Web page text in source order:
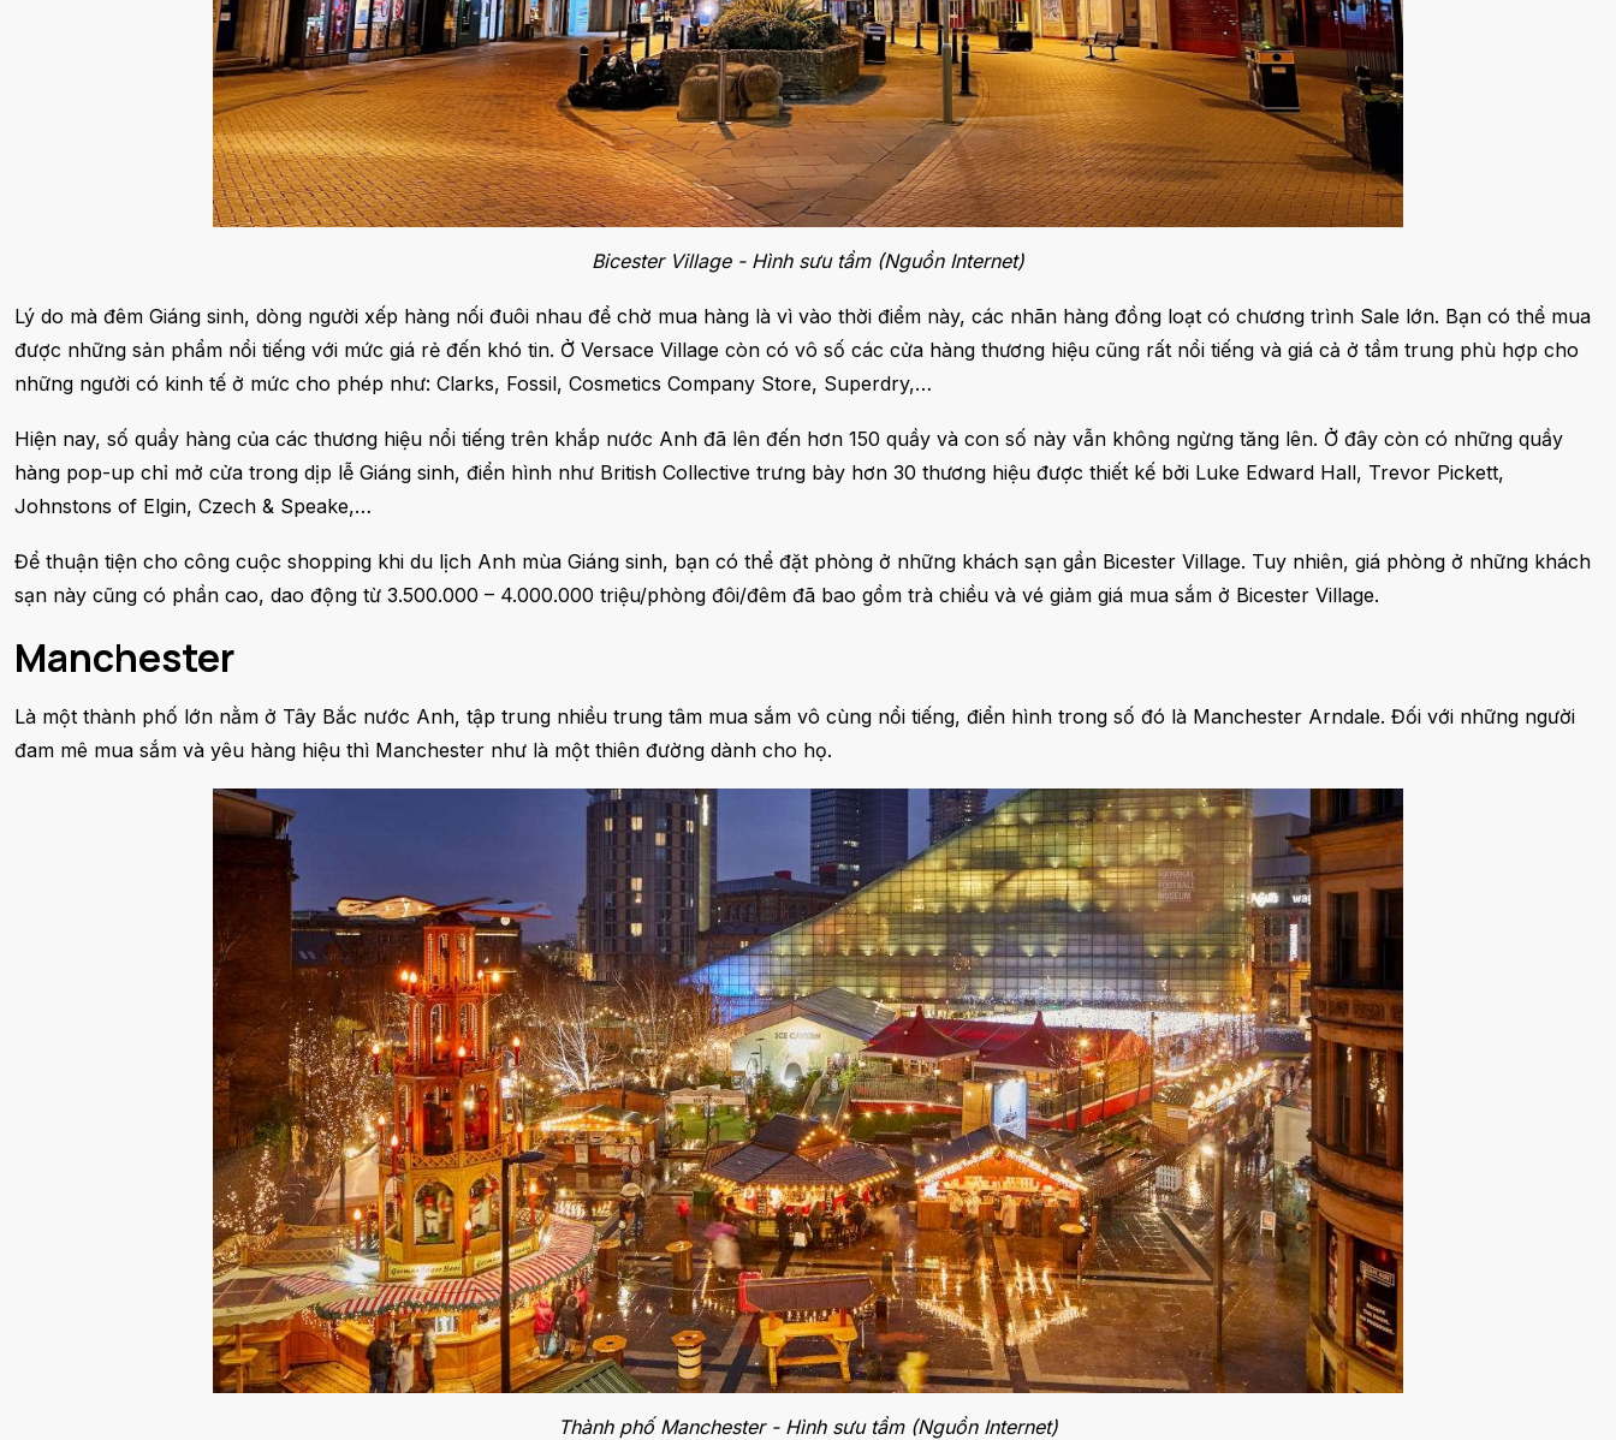
Bicester Village - Hình sưu tầm (Nguồn Internet)
Lý do mà đêm Giáng sinh, dòng người xếp hàng nối đuôi nhau để chờ mua hàng là vì vào thời điểm này, các nhãn hàng đồng loạt có chương trình Sale lớn. Bạn có thể mua
được những sản phẩm nổi tiếng với mức giá rẻ đến khó tin. Ở Versace Village còn có vô số các cửa hàng thương hiệu cũng rất nổi tiếng và giá cả ở tầm trung phù hợp cho
những người có kinh tế ở mức cho phép như: Clarks, Fossil, Cosmetics Company Store, Superdry,…
Hiện nay, số quầy hàng của các thương hiệu nổi tiếng trên khắp nước Anh đã lên đến hơn 150 quầy và con số này vẫn không ngừng tăng lên. Ở đây còn có những quầy
hàng pop-up chỉ mở cửa trong dịp lễ Giáng sinh, điển hình như British Collective trưng bày hơn 30 thương hiệu được thiết kế bởi Luke Edward Hall, Trevor Pickett,
Johnstons of Elgin, Czech & Speake,…
Để thuận tiện cho công cuộc shopping khi du lịch Anh mùa Giáng sinh, bạn có thể đặt phòng ở những khách sạn gần Bicester Village. Tuy nhiên, giá phòng ở những khách
sạn này cũng có phần cao, dao động từ 3.500.000 – 4.000.000 triệu/phòng đôi/đêm đã bao gồm trà chiều và vé giảm giá mua sắm ở Bicester Village.
Manchester
Là một thành phố lớn nằm ở Tây Bắc nước Anh, tập trung nhiều trung tâm mua sắm vô cùng nổi tiếng, điển hình trong số đó là Manchester Arndale. Đối với những người
đam mê mua sắm và yêu hàng hiệu thì Manchester như là một thiên đường dành cho họ.
Thành phố Manchester - Hình sưu tầm (Nguồn Internet)